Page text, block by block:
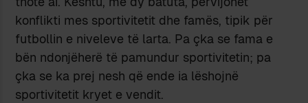
konflikti mes sportivitetit dhe famës, tipik për
futbollin e niveleve të larta. Pa çka se fama e
bën ndonjëherë të pamundur sportivitetin; pa
çka se ka prej nesh që ende ia lëshojnë
sportivitetit kryet e vendit.